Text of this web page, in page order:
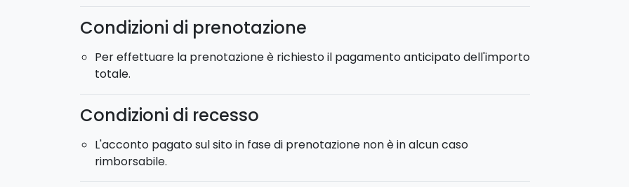
Condizioni di prenotazione
Per effettuare la prenotazione è richiesto il pagamento anticipato dell'importo
totale.
Condizioni di recesso
L'acconto pagato sul sito in fase di prenotazione non è in alcun caso
rimborsabile.